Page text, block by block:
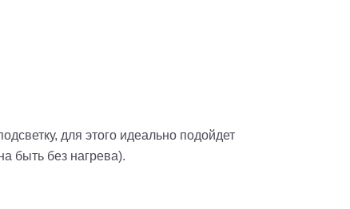
для этого идеально подойдет
быть без нагрева).